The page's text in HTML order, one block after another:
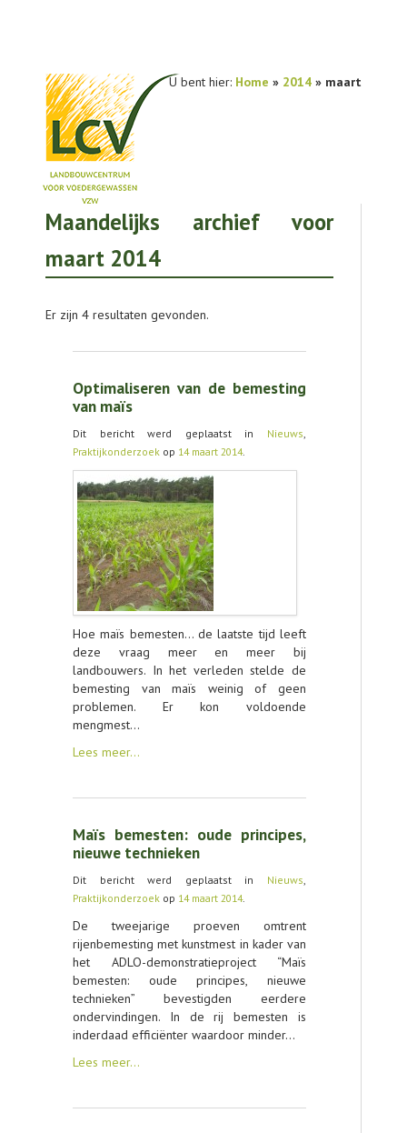
U bent hier: Home » 2014 » maart
NIEUWS
PRAKTIJKONDERZOEK
OVER LCV
CONTACT
Maandelijks archief voor
maart 2014
Er zijn 4 resultaten gevonden.
Optimaliseren van de bemesting
van maïs
Dit bericht werd geplaatst in Nieuws,
Praktijkonderzoek op 14 maart 2014.
Hoe maïs bemesten… de laatste tijd leeft
deze vraag meer en meer bij
landbouwers. In het verleden stelde de
bemesting van maïs weinig of geen
problemen. Er kon voldoende
mengmest…
Lees meer…
Maïs bemesten: oude principes,
nieuwe technieken
Dit bericht werd geplaatst in Nieuws,
Praktijkonderzoek op 14 maart 2014.
De tweejarige proeven omtrent
rijenbemesting met kunstmest in kader van
het ADLO-demonstratieproject “Maïs
bemesten: oude principes, nieuwe
technieken” bevestigden eerdere
ondervindingen. In de rij bemesten is
inderdaad efficiënter waardoor minder…
Lees meer…